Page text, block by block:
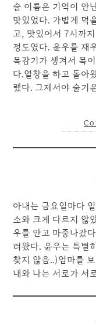
술 이름은 기억이 안
맛있었다. 가볍게 먹
고, 맛있어서 7시까
정도였다. 윤우를 재
목감기가 생겨서 목
다.열창을 하고 돌아
랬다. 그제서야 술기
아내는 금요일마다
소와 크게 다르지 않
우를 안고 마중나갔
려왔다. 윤우는 특별
찾지 않음..)엄마를
내와 나는 서로가 서